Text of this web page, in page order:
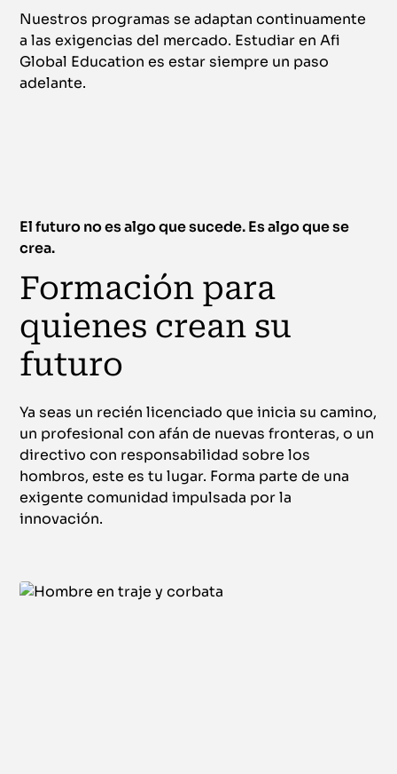
Nuestros programas se adaptan continuamente
a las exigencias del mercado. Estudiar en Afi
Global Education es estar siempre un paso
adelante.
El futuro no es algo que sucede. Es algo que se
crea.
Formación para
quienes crean su
futuro
Ya seas un recién licenciado que inicia su camino,
un profesional con afán de nuevas fronteras, o un
directivo con responsabilidad sobre los
hombros, este es tu lugar. Forma parte de una
exigente comunidad impulsada por la
innovación.